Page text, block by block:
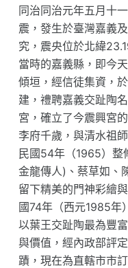
同治同治元年五月十
震，發生於臺灣嘉義
究，震央位於北緯
當時的嘉義縣，即今
傾垣，經信徒集資，
建，禮聘嘉義交趾陶
宮，確立了今震興宮
李府千歲，與清水祖
民國54年（1965）整
金龍傳人)、蔡草如、
留下精美的門神彩繪
國74年（西元1985年
以葉王交趾陶最為豐
與價值，經內政部評
蹟，現在為直轄市市